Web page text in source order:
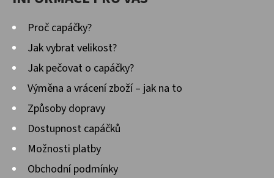
Proč capáčky?
Jak vybrat velikost?
Jak pečovat o capáčky?
Výměna a vrácení zboží – jak na to
Způsoby dopravy
Dostupnost capáčků
Možnosti platby
Obchodní podmínky